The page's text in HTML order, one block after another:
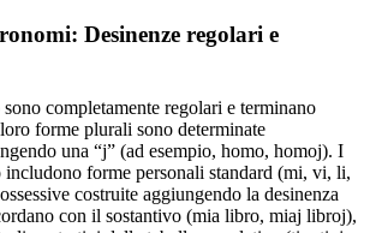
Desinenze regolari e
completamente regolari e terminano
forme plurali sono determinate
una “j” (ad esempio, homo, homoj). I
includono forme personali standard (mi, vi, li,
costruite aggiungendo la desinenza
con il sostantivo (mia libro, miaj libroj),